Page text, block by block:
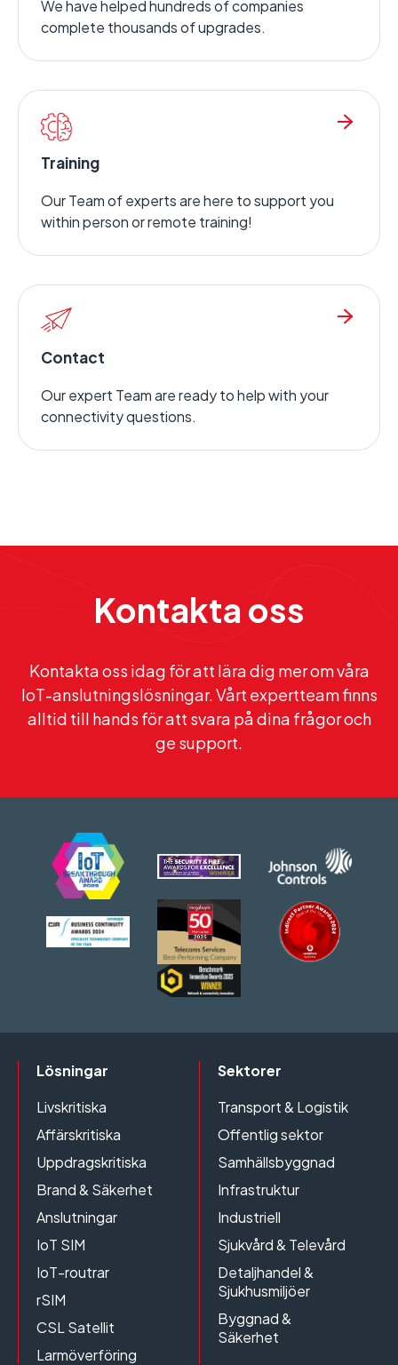
We have helped hundreds of companies
complete thousands of upgrades.
Training
Our Team of experts are here to support you
within person or remote training!
Contact
Our expert Team are ready to help with your
connectivity questions.
Kontakta oss
Kontakta oss idag för att lära dig mer om våra
IoT-anslutningslösningar. Vårt expertteam finns
alltid till hands för att svara på dina frågor och
ge support.
Lösningar
Livskritiska
Affärskritiska
Uppdragskritiska
Brand & Säkerhet
Anslutningar
IoT SIM
IoT-routrar
rSIM
CSL Satellit
Larmöverföring
Sektorer
Transport & Logistik
Offentlig sektor
Samhällsbyggnad
Infrastruktur
Industriell
Sjukvård & Televård
Detaljhandel &
Sjukhusmiljöer
Byggnad &
Säkerhet